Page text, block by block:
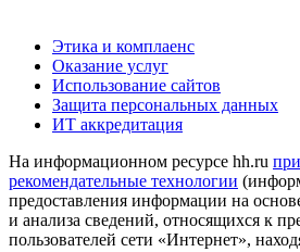
Этика и комплаенс
Оказание услуг
Использование сайтов
Защита персональных данных
ИТ аккредитация
На информационном ресурсе hh.ru
рекомендательные технологии
предоставления информации на
и анализа сведений, относящихся к
пользователей сети «Интернет»,